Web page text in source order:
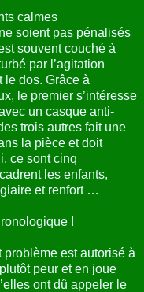
calmes
soient pas pénalisés
souvent couché à
par l’agitation
le dos. Grâce à
le premier s’intéresse
un casque anti-
trois autres fait une
la pièce et doit
ce sont cinq
les enfants,
et renfort …
!
est autorisé à
peur et en joue
ont dû appeler le